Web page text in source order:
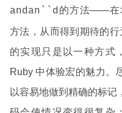
andan``d的方法——在
方法，从而得到期待的
的实现只是以一种方式
Ruby 中体验宏的魅力。
以容易地做到精确的标